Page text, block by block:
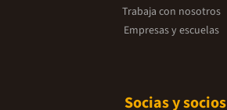
Trabaja con nosotros
Empresas y escuelas
Socias y socios